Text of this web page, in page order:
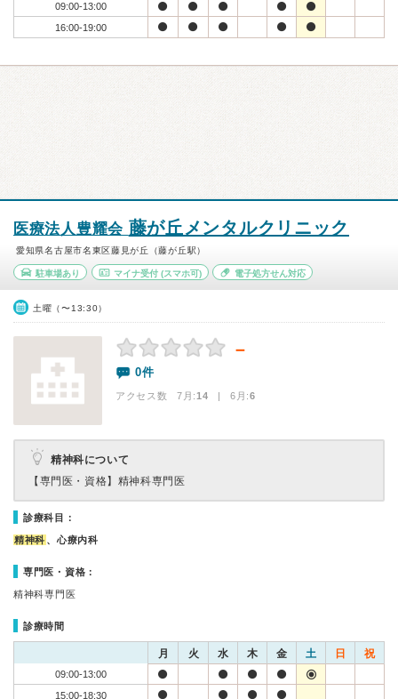
09:00-13:00
16:00-19:00
医療法人豊耀会 藤が丘メンタルクリニック
愛知県名古屋市名東区藤見が丘（藤が丘駅）
駐車場あり マイナ受付(スマホ可) 電子処方せん対応
土曜（〜13:30）
－
0件
アクセス数 7月:14 | 6月:6
精神科について
【専門医・資格】 精神科専門医
診療科目：
精神科 、心療内科
専門医・資格：
精神科専門医
診療時間
月 火 水 木 金 土 日 祝
09:00-13:00
15:00-18:30